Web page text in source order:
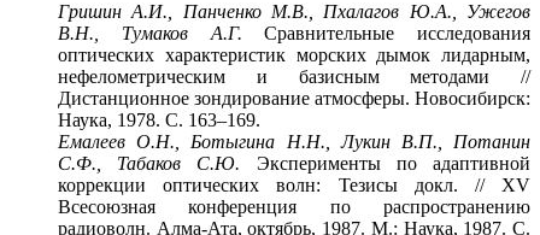
Гришин А.И., Панченко М.В., Пхалагов Ю.А., Ужегов
В.Н., Тумаков А.Г. Сравнительные исследования
оптических характеристик морских дымок лидарным,
нефелометрическим и базисным методами //
Дистанционное зондирование атмосферы. Новосибирск:
Наука, 1978. С. 163–169.
Емалеев О.Н., Ботыгина Н.Н., Лукин В.П., Потанин
С.Ф., Табаков С.Ю. Эксперименты по адаптивной
коррекции оптических волн: Тезисы докл. // XV
Всесоюзная конференция по распространению
радиоволн. Алма-Ата, октябрь, 1987. М.: Наука, 1987. С.